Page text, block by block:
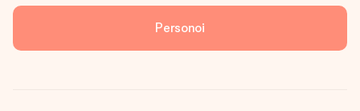
Personoi